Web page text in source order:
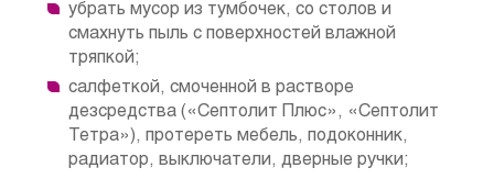
убрать мусор из тумбочек, со столов и
смахнуть пыль с поверхностей влажной
тряпкой;
салфеткой, смоченной в растворе
дезсредства («Септолит Плюс», «Септолит
Тетра»), протереть мебель, подоконник,
радиатор, выключатели, дверные ручки;